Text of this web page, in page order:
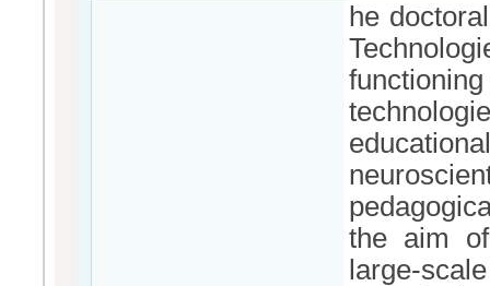
he
the aim of
large-